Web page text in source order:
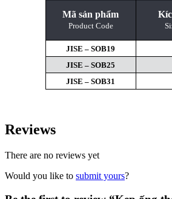
Mã sản phẩm
Product Code
JISE – SOB19
JISE – SOB25
JISE – SOB31
Reviews
There are no reviews yet
Would you like to submit yours?